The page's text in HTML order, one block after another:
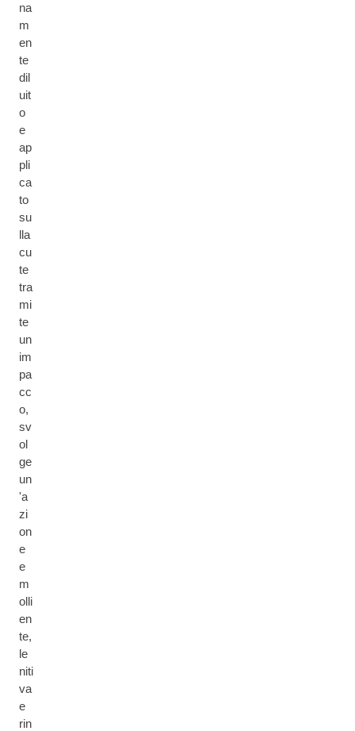
na
m
en
te
dil
uit
o
e
ap
pli
ca
to
su
lla
cu
te
tra
mi
te
un
im
pa
cc
o,
sv
ol
ge
un
'a
zi
on
e
e
m
olli
en
te,
le
niti
va
e
rin